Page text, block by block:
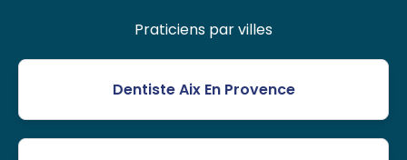
Praticiens par villes
Dentiste Aix En Provence